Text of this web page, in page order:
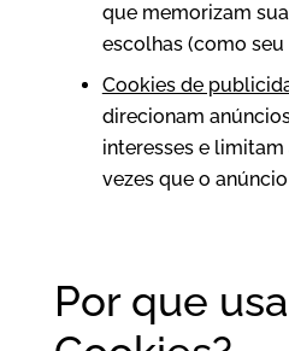
que memorizam
escolhas (como
Cookies de
direcionam
interesses e
vezes que o
Por que